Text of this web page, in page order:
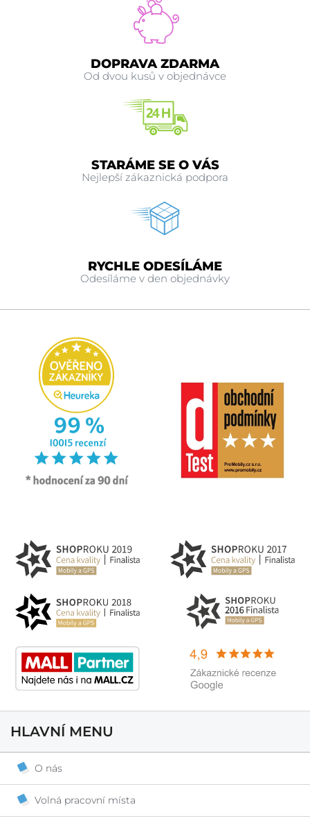
DOPRAVA ZDARMA
Od dvou kusů v objednávce
STARÁME SE O VÁS
Nejlepší zákaznická podpora
RYCHLE ODESÍLÁME
Odesíláme v den objednávky
HLAVNÍ MENU
O nás
Volná pracovní místa